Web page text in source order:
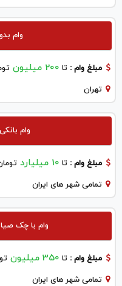
وام
مبلغ وام : تا 200 میلیون
تهران
وام
مبلغ وام : تا 10 میلیارد
تمامی شهر های ایران
وام با چک
مبلغ وام : تا 350 میلیون
تمامی شهر های ایران